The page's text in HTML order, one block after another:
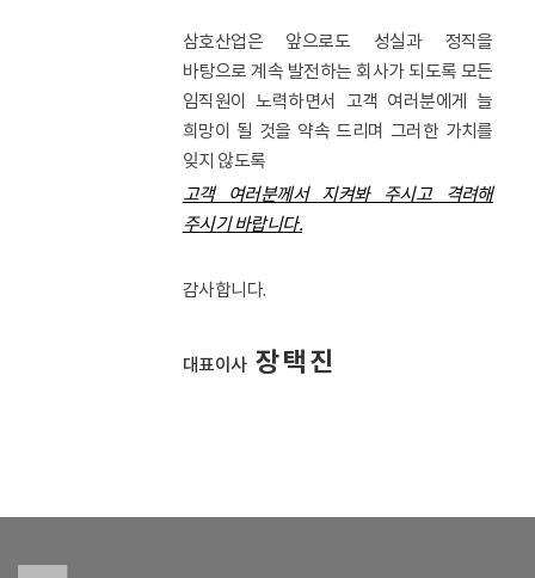
삼호산업은 앞으로도 성실과 정직을
바탕으로 계속 발전하는 회사가 되도록 모든
임직원이 노력하면서 고객 여러분에게 늘
희망이 될 것을 약속 드리며 그러한 가치를
잊지 않도록
고객 여러분께서 지켜봐 주시고 격려해
주시기 바랍니다.
감사합니다.
대표이사 장택진